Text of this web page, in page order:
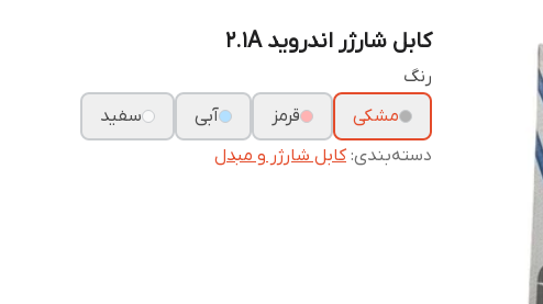
کابل شارژر اندروید 2.1A
رنگ
مشکی
قرمز آبی
سفید
دسته‌بندی:کابل شارژر و مبدل